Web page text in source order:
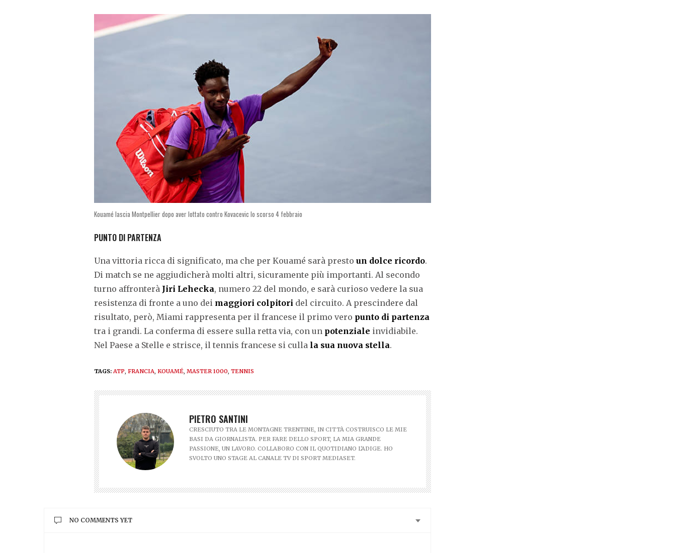
Kouamé lascia Montpellier dopo aver lottato contro Kovacevic lo scorso 4 febbraio
PUNTO DI PARTENZA
Una vittoria ricca di significato, ma che per Kouamé sarà presto un dolce ricordo.
Di match se ne aggiudicherà molti altri, sicuramente più importanti. Al secondo
turno affronterà Jiri Lehecka, numero 22 del mondo, e sarà curioso vedere la sua
resistenza di fronte a uno dei maggiori colpitori del circuito. A prescindere dal
risultato, però, Miami rappresenta per il francese il primo vero punto di partenza
tra i grandi. La conferma di essere sulla retta via, con un potenziale invidiabile.
Nel Paese a Stelle e strisce, il tennis francese si culla la sua nuova stella.
TAGS: ATP, FRANCIA, KOUAMÉ, MASTER 1000, TENNIS
PIETRO SANTINI
CRESCIUTO TRA LE MONTAGNE TRENTINE, IN CITTÀ COSTRUISCO LE MIE
BASI DA GIORNALISTA. PER FARE DELLO SPORT, LA MIA GRANDE
PASSIONE, UN LAVORO. COLLABORO CON IL QUOTIDIANO L'ADIGE. HO
SVOLTO UNO STAGE AL CANALE TV DI SPORT MEDIASET.
NO COMMENTS YET